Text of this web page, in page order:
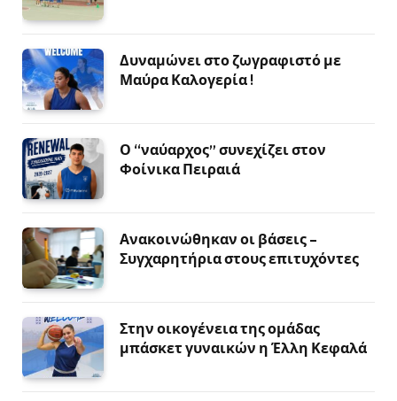
Δυναμώνει στο ζωγραφιστό με
Μαύρα Καλογερία !
Ο “ναύαρχος” συνεχίζει στον
Φοίνικα Πειραιά
Ανακοινώθηκαν οι βάσεις –
Συγχαρητήρια στους επιτυχόντες
Στην οικογένεια της ομάδας
μπάσκετ γυναικών η Έλλη Κεφαλά